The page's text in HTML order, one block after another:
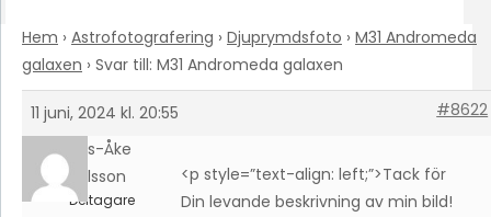
Hem › Astrofotografering › Djuprymdsfoto › M31 Andromeda
galaxen › Svar till: M31 Andromeda galaxen
11 juni, 2024 kl. 20:55
#8622
Hans-Åke
Karlsson
Deltagare
<p style=”text-align: left;”>Tack för
Din levande beskrivning av min bild!